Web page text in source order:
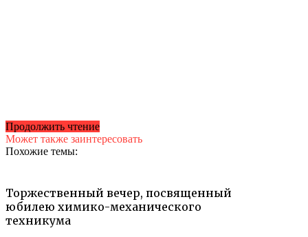
Торжественный вечер, посвященный
юбилею химико-механического
техникума
Продолжить чтение
Может также заинтересовать
Похожие темы: